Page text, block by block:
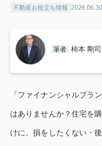
不動産お役立ち情報 2026.06.30
筆者 柿本 剛司
「ファイナンシャルプラ
はありませんか？住宅を
けに、損をしたくない・